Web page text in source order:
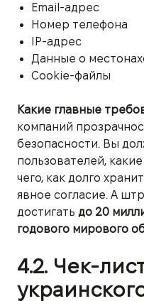
Email-адрес
Номер телефона
IP-адрес
Данные о
Cookie-файлы
Какие главные
компаний
безопасности. Вы
пользователей,
чего, как долго
явное согласие. А
достигать до 20
годового мирового
4.2. Чек-